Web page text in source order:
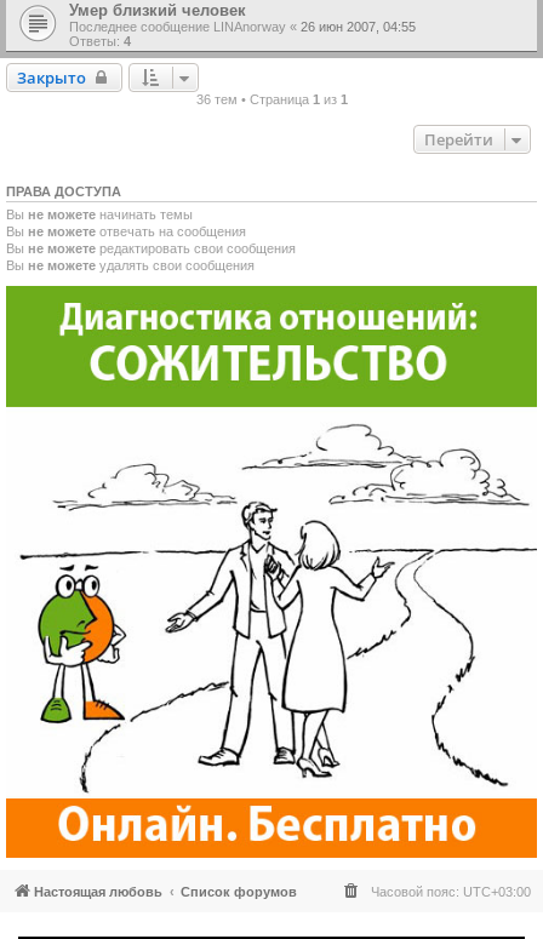
Умер близкий человек
Последнее сообщение LINAnorway « 26 июн 2007, 04:55
Ответы: 4
Закрыто
Закрыто
36 тем • Страница 1 из 1
Перейти
ПРАВА ДОСТУПА
Вы не можете начинать темы
Вы не можете отвечать на сообщения
Вы не можете редактировать свои сообщения
Вы не можете удалять свои сообщения
Настоящая любовь Список форумов Часовой пояс: UTC+03:00